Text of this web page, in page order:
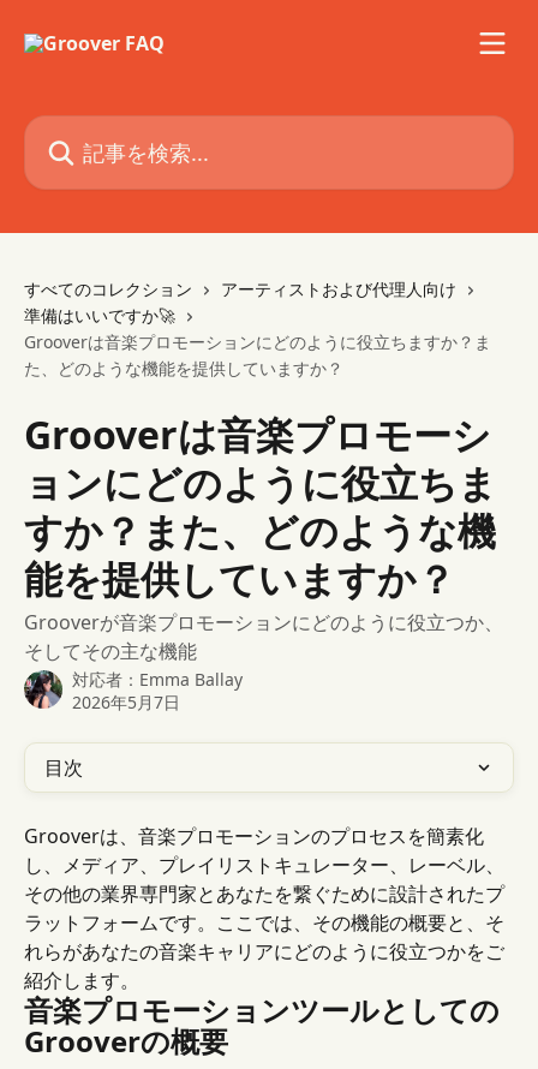
記事を検索...
すべてのコレクション
アーティストおよび代理人向け
準備はいいですか🚀
Grooverは音楽プロモーションにどのように役立ちますか？ま
た、どのような機能を提供していますか？
Grooverは音楽プロモーシ
ョンにどのように役立ちま
すか？また、どのような機
能を提供していますか？
Grooverが音楽プロモーションにどのように役立つか、
そしてその主な機能
対応者： Emma Ballay
2026年5月7日
目次
Grooverは、音楽プロモーションのプロセスを簡素化
し、メディア、プレイリストキュレーター、レーベル、
その他の業界専門家とあなたを繋ぐために設計されたプ
ラットフォームです。ここでは、その機能の概要と、そ
れらがあなたの音楽キャリアにどのように役立つかをご
紹介します。
音楽プロモーションツールとしての
Grooverの概要